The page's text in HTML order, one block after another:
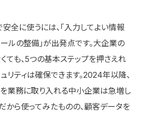
全に使うには、「入力してよい情報
ールの整備」が出発点です。大企業の
ても、5つの基本ステップを押さえれ
リティは確保できます。2024年以降、
業務に取り入れる中小企業は急増し
だから使ってみたものの、顧客データを